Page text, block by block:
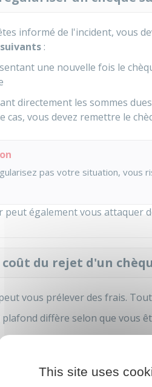
informé de l'incident, vous
:
une nouvelle fois le
directement les sommes
cas, vous devez remettre le
pas votre situation, vous
peut également vous attaquer
du rejet d'un
vous prélever des frais.
diffère selon que vous
provision présenté à plusieurs
This site uses